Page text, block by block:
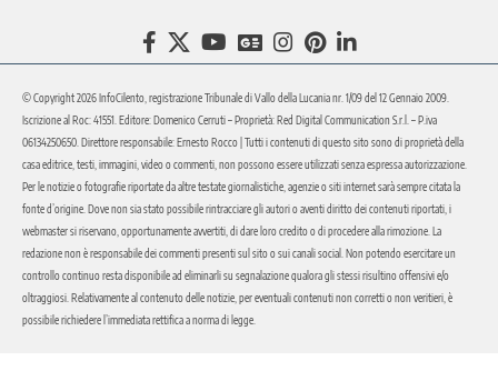
© Copyright 2026 InfoCilento, registrazione Tribunale di Vallo della Lucania nr. 1/09 del 12 Gennaio 2009.
Iscrizione al Roc: 41551. Editore: Domenico Cerruti – Proprietà: Red Digital Communication S.r.l. – P.iva
06134250650. Direttore responsabile: Ernesto Rocco | Tutti i contenuti di questo sito sono di proprietà della
casa editrice, testi, immagini, video o commenti, non possono essere utilizzati senza espressa autorizzazione.
Per le notizie o fotografie riportate da altre testate giornalistiche, agenzie o siti internet sarà sempre citata la
fonte d’origine. Dove non sia stato possibile rintracciare gli autori o aventi diritto dei contenuti riportati, i
webmaster si riservano, opportunamente avvertiti, di dare loro credito o di procedere alla rimozione. La
redazione non è responsabile dei commenti presenti sul sito o sui canali social. Non potendo esercitare un
controllo continuo resta disponibile ad eliminarli su segnalazione qualora gli stessi risultino offensivi e/o
oltraggiosi. Relativamente al contenuto delle notizie, per eventuali contenuti non corretti o non veritieri, è
possibile richiedere l’immediata rettifica a norma di legge.